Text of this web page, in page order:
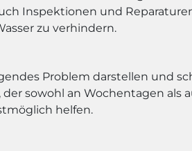
Inspektionen und
zu verhindern.
Problem darstellen und
sowohl an Wochentagen als
helfen.